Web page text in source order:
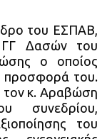
του ΕΣΠΑΒ,
ΓΓ Δασών του
ο οποίος
προσφορά του.
τον κ. Αραβώση
συνεδρίου,
του